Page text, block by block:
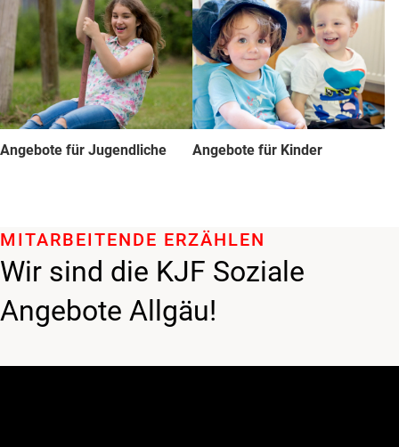
Angebote für Jugendliche Angebote für Kinder
Wir sind die KJF Soziale
Angebote Allgäu!
MITARBEITENDE ERZÄHLEN